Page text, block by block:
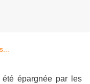
épargnée par les